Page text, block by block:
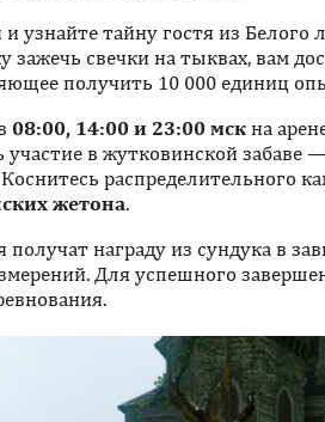
и узнайте тайну гостя из Белого
зажечь свечки на тыквах, вам
получить 10 000 единиц
08:00, 14:00 и 23:00 мск на
в жутковинской забаве
Коснитесь распределительного
жетона.
награду из сундука в
Для успешного